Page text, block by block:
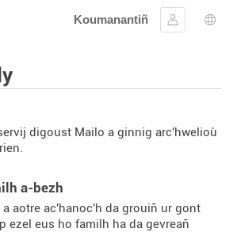
Koumanantiñ
Kevreañ
digoust Mailo a ginnig arc'hwelioù
a-bezh
a aotre ac'hanoc'h da grouiñ ur gont
ezel eus ho familh ha da gevreañ